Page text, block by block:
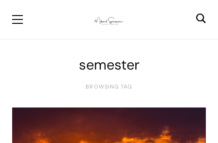
semester
BROWSING TAG